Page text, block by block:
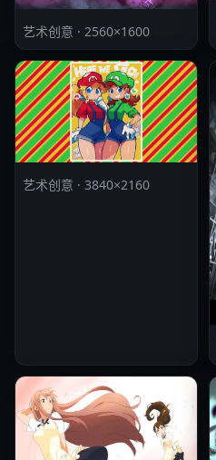
艺术创意 · 2560×1600
艺术创意 · 3840×2160